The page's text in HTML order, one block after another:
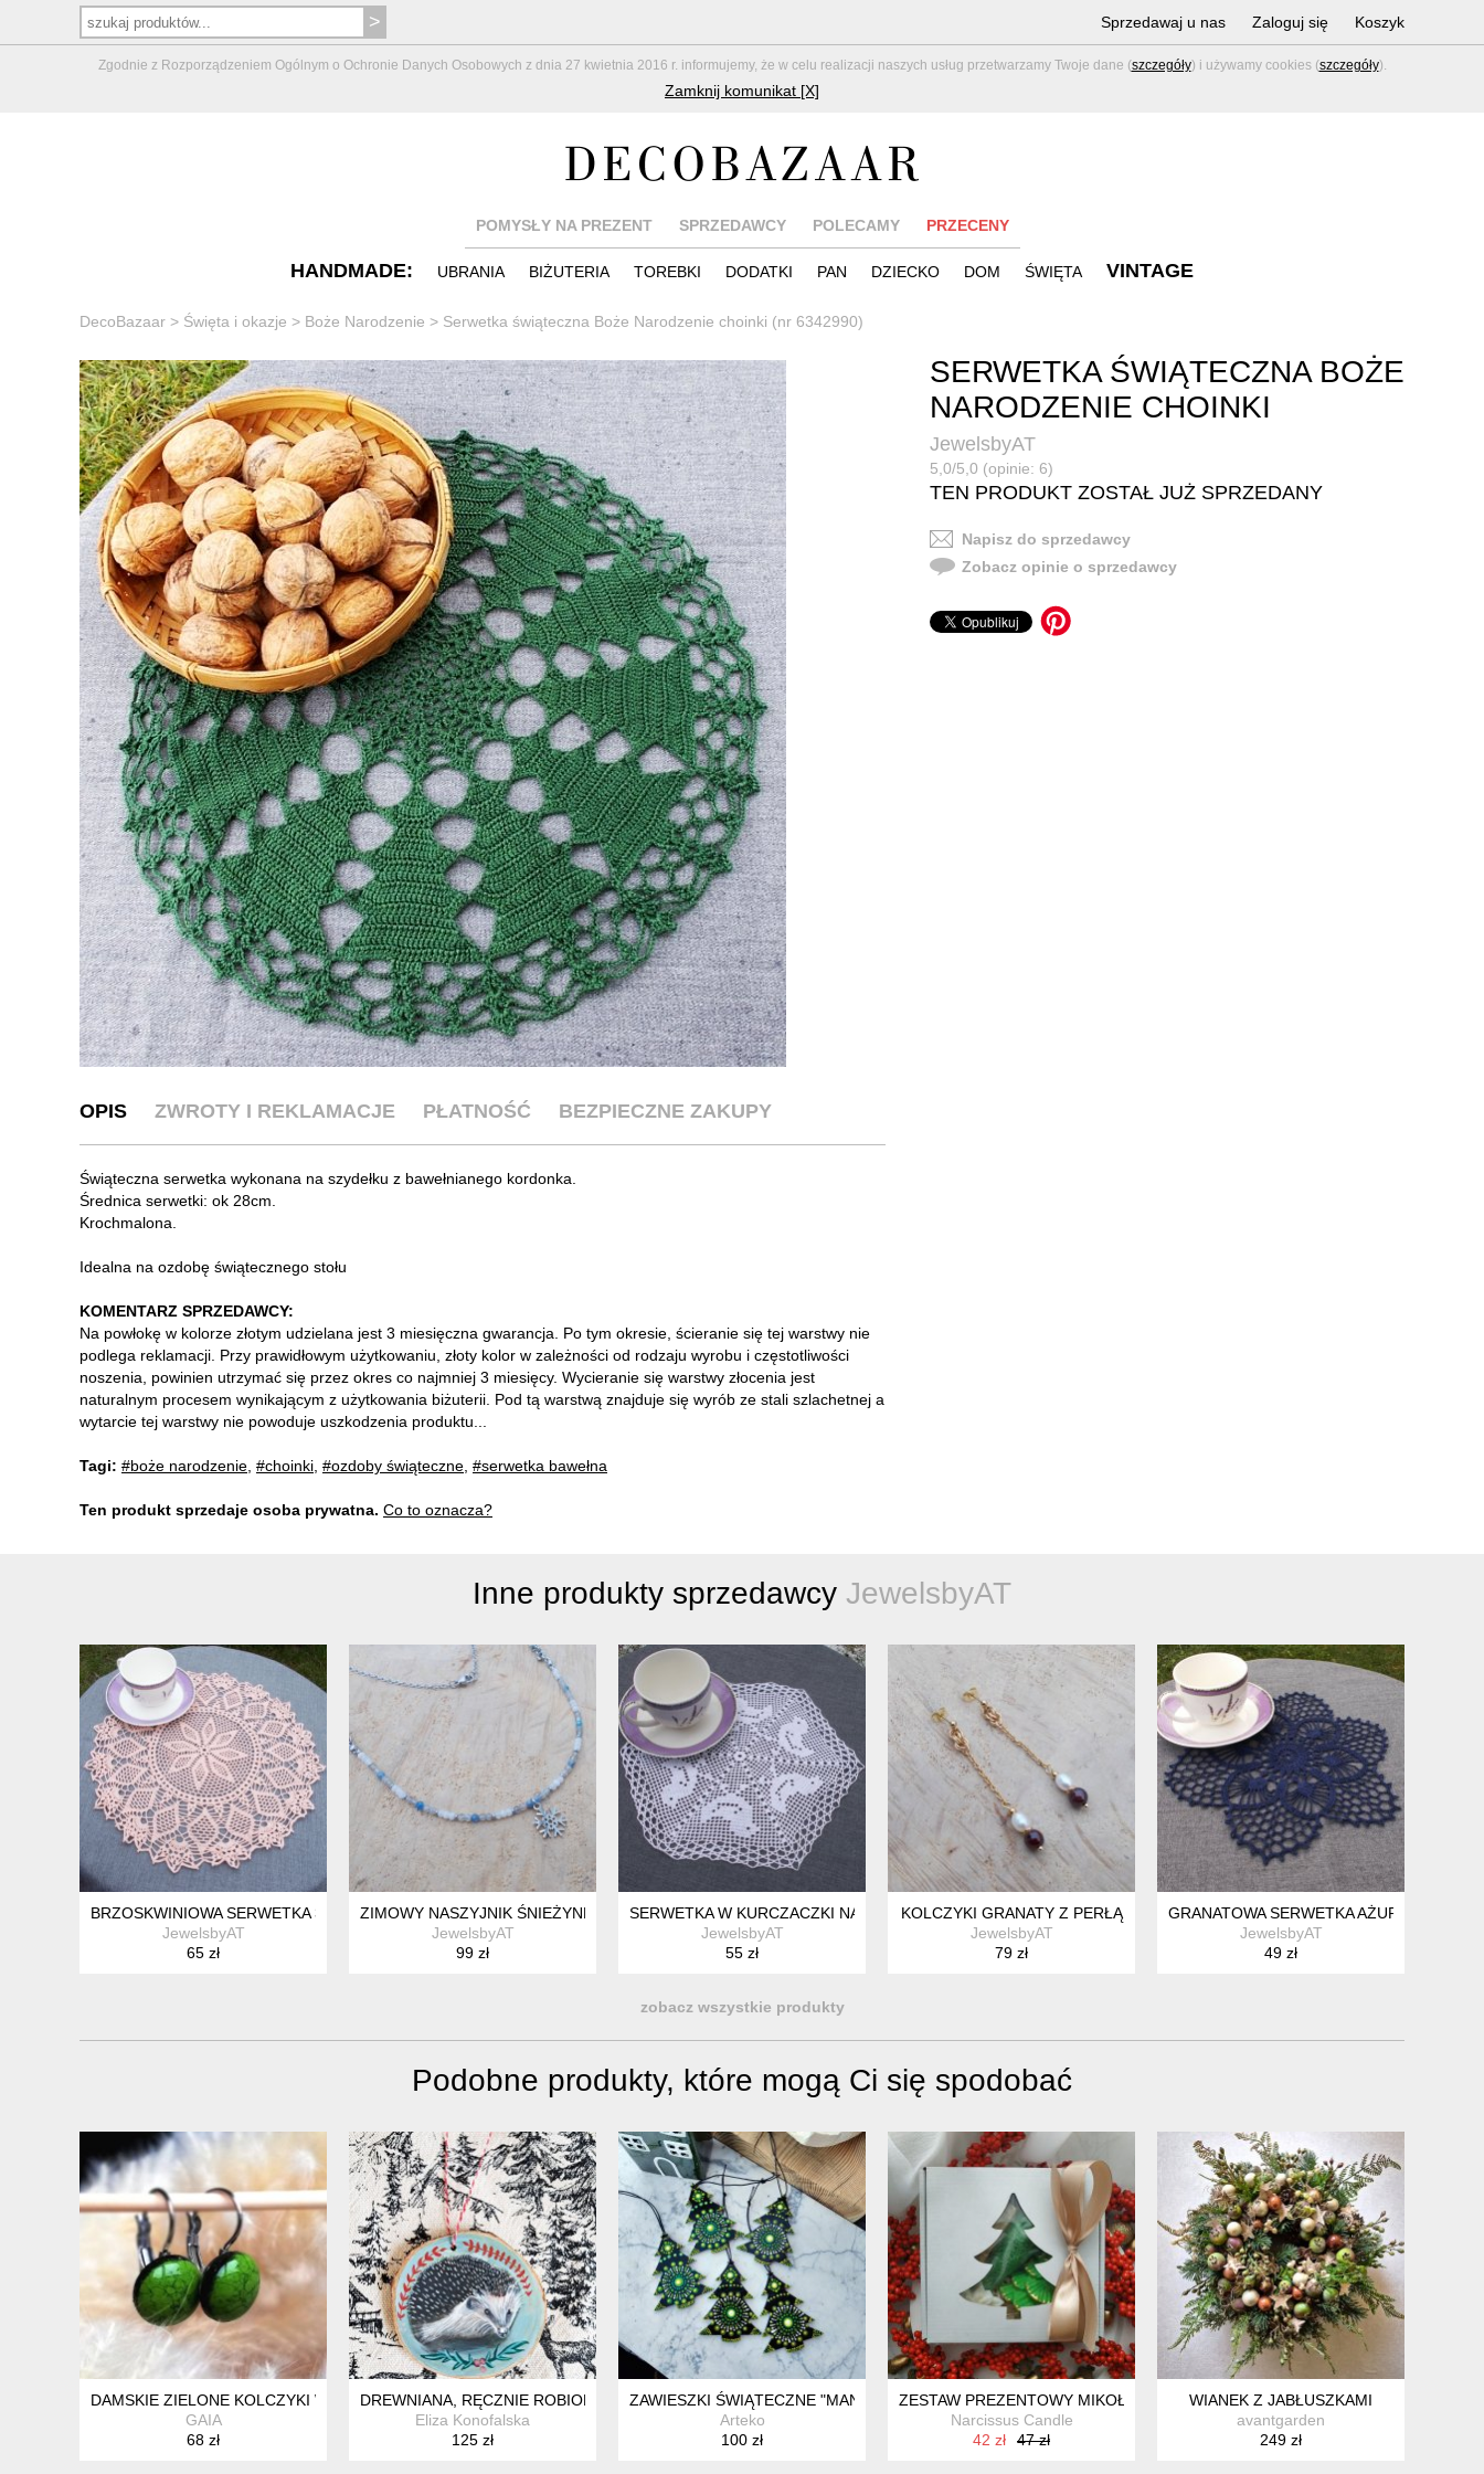
Zgodnie z Rozporządzeniem Ogólnym o Ochronie Danych Osobowych z dnia 27 kwietnia 2016 r. informujemy, że w celu realizacji naszych usług przetwarzamy Twoje dane (szczegóły) i używamy cookies (szczegóły).
Zamknij komunikat [X]
Sprzedawaj u nas Zaloguj się Koszyk
POMYSŁY NA PREZENT SPRZEDAWCY POLECAMY PRZECENY
HANDMADE: UBRANIA BIŻUTERIA TOREBKI DODATKI PAN DZIECKO DOM ŚWIĘTA VINTAGE
DecoBazaar > Święta i okazje > Boże Narodzenie > Serwetka świąteczna Boże Narodzenie choinki (nr 6342990)
SERWETKA ŚWIĄTECZNA BOŻE
NARODZENIE CHOINKI
JewelsbyAT
5,0/5,0 (opinie: 6)
TEN PRODUKT ZOSTAŁ JUŻ SPRZEDANY
Napisz do sprzedawcy
Zobacz opinie o sprzedawcy
OPIS ZWROTY I REKLAMACJE PŁATNOŚĆ BEZPIECZNE ZAKUPY
Świąteczna serwetka wykonana na szydełku z bawełnianego kordonka.
Średnica serwetki: ok 28cm.
Krochmalona.
Idealna na ozdobę świątecznego stołu
KOMENTARZ SPRZEDAWCY:
Na powłokę w kolorze złotym udzielana jest 3 miesięczna gwarancja. Po tym okresie, ścieranie się tej warstwy nie
podlega reklamacji. Przy prawidłowym użytkowaniu, złoty kolor w zależności od rodzaju wyrobu i częstotliwości
noszenia, powinien utrzymać się przez okres co najmniej 3 miesięcy. Wycieranie się warstwy złocenia jest
naturalnym procesem wynikającym z użytkowania biżuterii. Pod tą warstwą znajduje się wyrób ze stali szlachetnej a
wytarcie tej warstwy nie powoduje uszkodzenia produktu...
Tagi: #boże narodzenie #choinki #ozdoby świąteczne #serwetka bawełna
Ten produkt sprzedaje osoba prywatna. Co to oznacza?
Inne produkty sprzedawcy JewelsbyAT
BRZOSKWINIOWA SERWETKA 37CM
JewelsbyAT
65 zł
ZIMOWY NASZYJNIK ŚNIEŻYNKA
JewelsbyAT
99 zł
SERWETKA W KURCZACZKI NA WIELKANOC
JewelsbyAT
55 zł
KOLCZYKI GRANATY Z PERŁĄ
JewelsbyAT
79 zł
GRANATOWA SERWETKA AŻUROWA 28CM
JewelsbyAT
49 zł
zobacz wszystkie produkty
Podobne produkty, które mogą Ci się spodobać
DAMSKIE ZIELONE KOLCZYKI WISZĄCE HAND-MADE CERAMICZNE KOLCZYKI DŁUGIE MINIMALISTYCZNE CERAMICZNY PREZENT DLA NIEJ BIŻUTERIA AUTORSKA GAIA-CERAMIKA
GAIA
68 zł
DREWNIANA, RĘCZNIE ROBIONA OZDOBA CHOINKOWA JEŻ, MOŻLIWA PERSONALIZACJA
Eliza Konofalska
125 zł
ZAWIESZKI ŚWIĄTECZNE "MANDALA CHOINKA" – RĘCZNIE MALOWANE
Arteko
100 zł
ZESTAW PREZENTOWY MIKOŁAJKI
Narcissus Candle
42 zł
47 zł
WIANEK Z JABŁUSZKAMI
avantgarden
249 zł